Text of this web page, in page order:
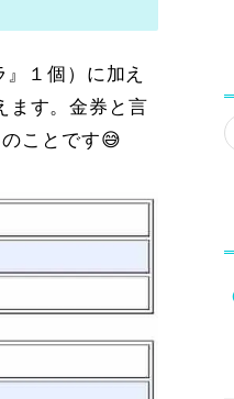
１個）に加え
ます。金券と言
ことです😅